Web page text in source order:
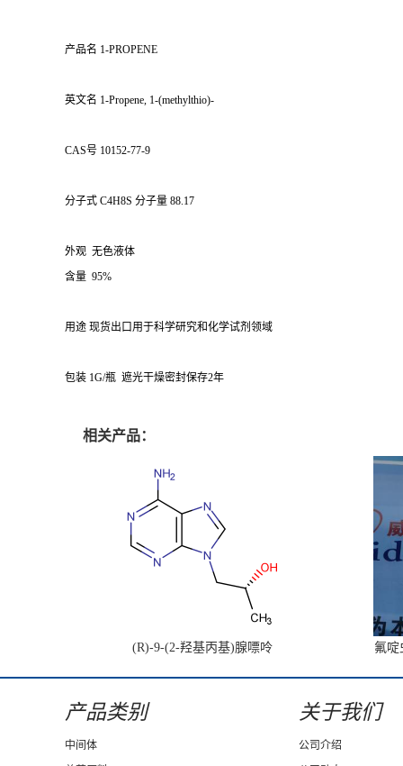
产品名 1-PROPENE
英文名 1-Propene, 1-(methylthio)-
CAS号 10152-77-9
分子式 C4H8S 分子量 88.17
外观 无色液体
含量 95%
用途 现货出口用于科学研究和化学试剂领域
包装 1G/瓶 遮光干燥密封保存2年
相关产品：
(R)-9-(2-羟基丙基)腺嘌呤 氟啶
产品类别
中间体
关于我们
公司介绍